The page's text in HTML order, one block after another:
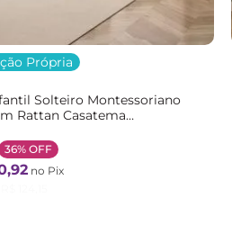
Própria
Solteiro Montessoriano
Rattan Casatema
36% OFF
,92 no Pix